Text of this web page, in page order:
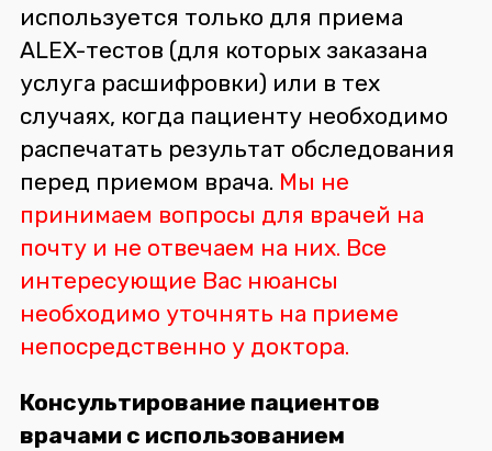
используется только для приема
ALEX-тестов (для которых заказана
услуга расшифровки) или в тех
случаях, когда пациенту необходимо
распечатать результат обследования
перед приемом врача. Мы не
принимаем вопросы для врачей на
почту и не отвечаем на них. Все
интересующие Вас нюансы
необходимо уточнять на приеме
непосредственно у доктора.
Консультирование пациентов
врачами с использованием